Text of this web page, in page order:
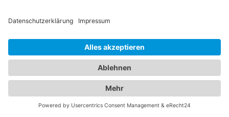
auf unser Branchenportal, um den besten
Kinderarzt Albisheim (Pfrimm)zu finden. Wir
bieten Ihnen detaillierte Informationen zu den
Ärzten, ihren Fachgebieten, Öffnungszeiten und
Standorten. Sorgen Sie für die Gesundheit Ihrer
Familie, indem Sie die besten medizinischen
Fachkräfte für Augen- und Kinderheilkunde in